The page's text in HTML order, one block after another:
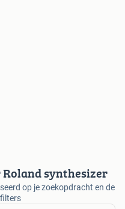
synthesizer
op je zoekopdracht en de